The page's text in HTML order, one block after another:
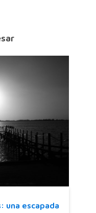
una escapada